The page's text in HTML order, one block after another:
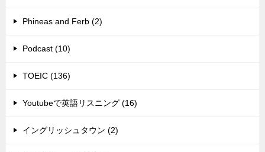
Phineas and Ferb (2)
Podcast (10)
TOEIC (136)
Youtubeで英語リスニング (16)
イングリッシュタウン (2)